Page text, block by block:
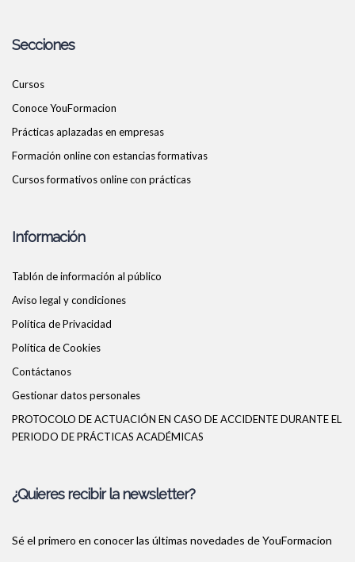
Secciones
Cursos
Conoce YouFormacion
Prácticas aplazadas en empresas
Formación online con estancias formativas
Cursos formativos online con prácticas
Información
Tablón de información al público
Aviso legal y condiciones
Política de Privacidad
Política de Cookies
Contáctanos
Gestionar datos personales
PROTOCOLO DE ACTUACIÓN EN CASO DE ACCIDENTE DURANTE EL
PERIODO DE PRÁCTICAS ACADÉMICAS
¿Quieres recibir la newsletter?
Sé el primero en conocer las últimas novedades de YouFormacion